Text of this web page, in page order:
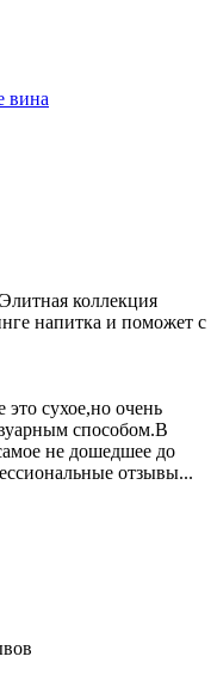
вина
коллекция
напитка и поможет с
это сухое,но очень
способом.В
не дошедшее до
отзывы...